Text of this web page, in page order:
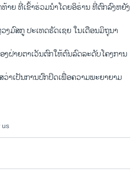
າຍ ທີ່ເຂົ້າຮ່ວມນໍາໂດຍອິຣ່ານ ທີ່ຕົກລົງຫຍັງ
ມົສກູ ປະເທດຣັດເຊຍ ໃນເດືອນມິຖຸນາ
ງຝ່າຍຕາເວັນຕົກໃຫ້ຕົນລົດລະດັບໂຄງການ
ວ່າເປັນການປົກປິດເພື່ອຄວາມພະຍາຍາມ
us